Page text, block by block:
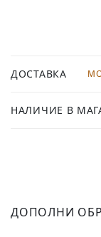
ДОСТАВКА
НАЛИЧИЕ В
ДОПОЛНИ